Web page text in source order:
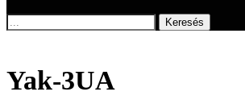
Keresés
Yak-3UA